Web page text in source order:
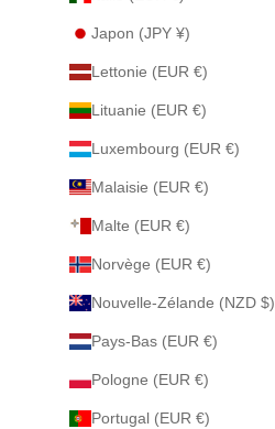
Japon (JPY ¥)
Lettonie (EUR €)
Lituanie (EUR €)
Luxembourg (EUR €)
Malaisie (EUR €)
Malte (EUR €)
Norvège (EUR €)
Nouvelle-Zélande (NZD $)
Pays-Bas (EUR €)
Pologne (EUR €)
Portugal (EUR €)